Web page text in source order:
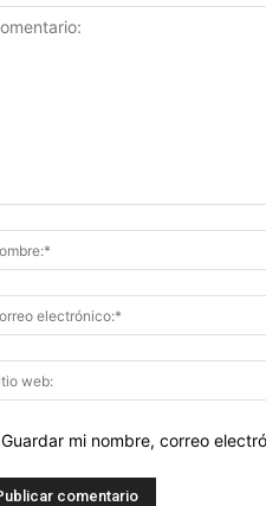
Guardar mi nombre, correo